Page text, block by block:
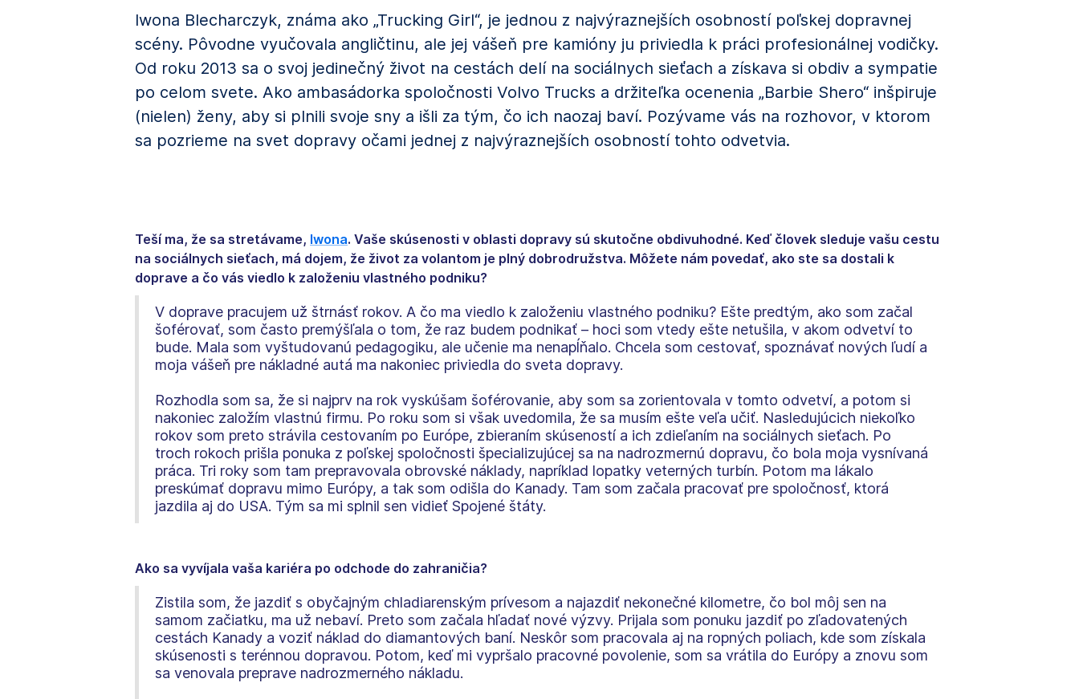
Iwona Blecharczyk, známa ako „Trucking Girl“, je jednou z najvýraznejších osobností poľskej dopravnej
scény. Pôvodne vyučovala angličtinu, ale jej vášeň pre kamióny ju priviedla k práci profesionálnej vodičky.
Od roku 2013 sa o svoj jedinečný život na cestách delí na sociálnych sieťach a získava si obdiv a sympatie
po celom svete. Ako ambasádorka spoločnosti Volvo Trucks a držiteľka ocenenia „Barbie Shero“ inšpiruje
(nielen) ženy, aby si plnili svoje sny a išli za tým, čo ich naozaj baví. Pozývame vás na rozhovor, v ktorom
sa pozrieme na svet dopravy očami jednej z najvýraznejších osobností tohto odvetvia.
Teší ma, že sa stretávame, Iwona. Vaše skúsenosti v oblasti dopravy sú skutočne obdivuhodné. Keď človek sleduje vašu cestu
na sociálnych sieťach, má dojem, že život za volantom je plný dobrodružstva. Môžete nám povedať, ako ste sa dostali k
doprave a čo vás viedlo k založeniu vlastného podniku?
V doprave pracujem už štrnásť rokov. A čo ma viedlo k založeniu vlastného podniku? Ešte predtým, ako som začal
šoférovať, som často premýšľala o tom, že raz budem podnikať – hoci som vtedy ešte netušila, v akom odvetví to
bude. Mala som vyštudovanú pedagogiku, ale učenie ma nenapĺňalo. Chcela som cestovať, spoznávať nových ľudí a
moja vášeň pre nákladné autá ma nakoniec priviedla do sveta dopravy.
Rozhodla som sa, že si najprv na rok vyskúšam šoférovanie, aby som sa zorientovala v tomto odvetví, a potom si
nakoniec založím vlastnú firmu. Po roku som si však uvedomila, že sa musím ešte veľa učiť. Nasledujúcich niekoľko
rokov som preto strávila cestovaním po Európe, zbieraním skúseností a ich zdieľaním na sociálnych sieťach. Po
troch rokoch prišla ponuka z poľskej spoločnosti špecializujúcej sa na nadrozmernú dopravu, čo bola moja vysnívaná
práca. Tri roky som tam prepravovala obrovské náklady, napríklad lopatky veterných turbín. Potom ma lákalo
preskúmať dopravu mimo Európy, a tak som odišla do Kanady. Tam som začala pracovať pre spoločnosť, ktorá
jazdila aj do USA. Tým sa mi splnil sen vidieť Spojené štáty.
Ako sa vyvíjala vaša kariéra po odchode do zahraničia?
Zistila som, že jazdiť s obyčajným chladiarenským prívesom a najazdiť nekonečné kilometre, čo bol môj sen na
samom začiatku, ma už nebaví. Preto som začala hľadať nové výzvy. Prijala som ponuku jazdiť po zľadovatených
cestách Kanady a voziť náklad do diamantových baní. Neskôr som pracovala aj na ropných poliach, kde som získala
skúsenosti s terénnou dopravou. Potom, keď mi vypršalo pracovné povolenie, som sa vrátila do Európy a znovu som
sa venovala preprave nadrozmerného nákladu.